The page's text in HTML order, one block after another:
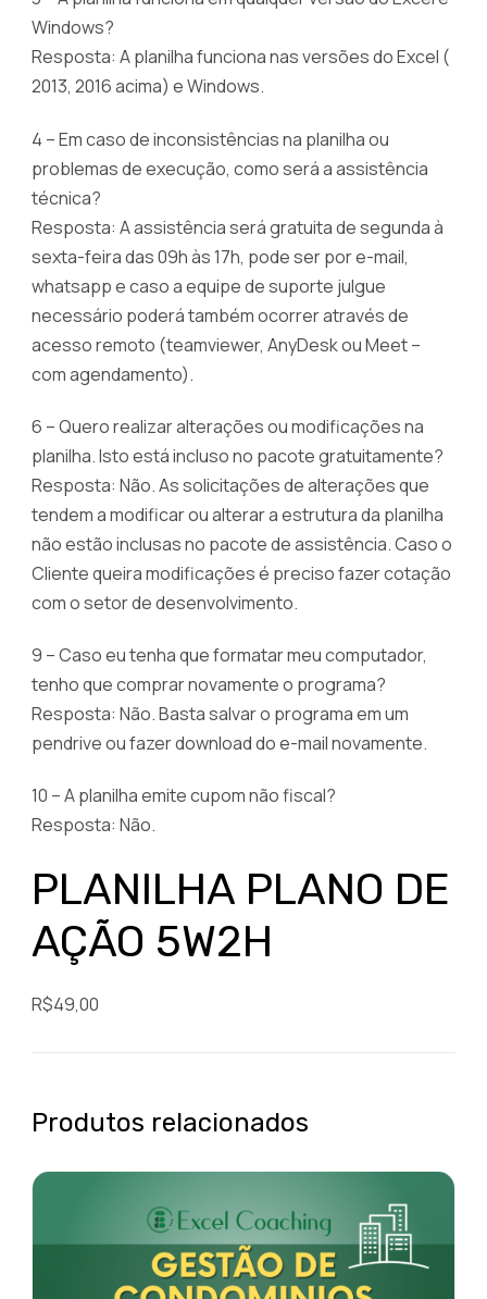
Windows?
Resposta: A planilha funciona nas versões do Excel (
2013, 2016 acima) e Windows.
4 – Em caso de inconsistências na planilha ou
problemas de execução, como será a assistência
técnica?
Resposta: A assistência será gratuita de segunda à
sexta-feira das 09h às 17h, pode ser por e-mail,
whatsapp e caso a equipe de suporte julgue
necessário poderá também ocorrer através de
acesso remoto (teamviewer, AnyDesk ou Meet –
com agendamento).
6 – Quero realizar alterações ou modificações na
planilha. Isto está incluso no pacote gratuitamente?
Resposta: Não. As solicitações de alterações que
tendem a modificar ou alterar a estrutura da planilha
não estão inclusas no pacote de assistência. Caso o
Cliente queira modificações é preciso fazer cotação
com o setor de desenvolvimento.
9 – Caso eu tenha que formatar meu computador,
tenho que comprar novamente o programa?
Resposta: Não. Basta salvar o programa em um
pendrive ou fazer download do e-mail novamente.
10 – A planilha emite cupom não fiscal?
Resposta: Não.
PLANILHA PLANO DE
AÇÃO 5W2H
R$49,00
Produtos relacionados